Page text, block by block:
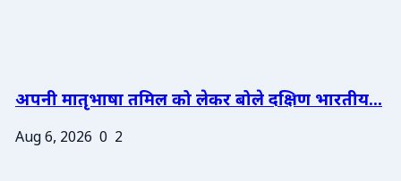
अपनी मातृभाषा तमिल को लेकर बोले दक्षिण भारतीय...
Aug 6, 2026 0 2